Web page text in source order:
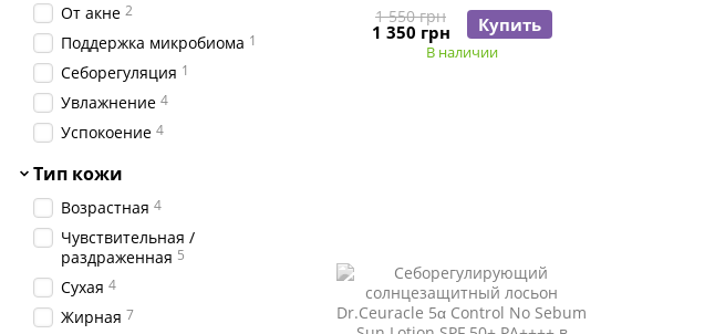
1 550 грн
1 350 грн Купить
В наличии
SKIN&LAB
TOCOBO 3
TRANSPARENT-LAB
Usolab 1
От акне 2
Поддержка микробиома 1
Себорегуляция 1
Увлажнение 4
Успокоение 4
Тип кожи
Возрастная 4
Чувствительная /
раздраженная 5
Сухая 4
Жирная 7